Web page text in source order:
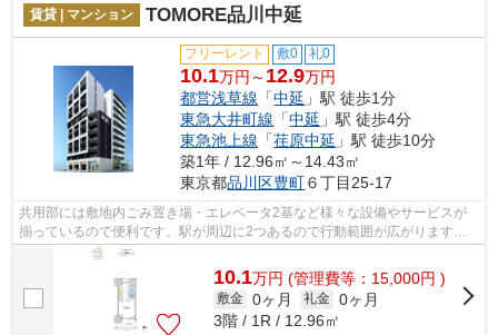
賃貸 | マンション TOMORE品川中延
フリーレント 敷0 礼0
10.1万円～ 12.9万円
都営浅草線 「中延 」駅 徒歩1分
東急大井町線 「中延 」駅 徒歩4分
東急池上線 「荏原中延 」駅 徒歩10分
築1年 / 12.96㎡～14.43㎡
東京都品川区豊町６丁目25-17
共用部には敷地内ごみ置き場・エレベータ2基など様々な設備やサービスが
揃っているので便利です。駅が周辺に2つあるので行動範囲が広がります。
駅徒歩1分のマンションなので、通勤・通...
10.1万円 (管理費等：15,000円 )
敷金 0ヶ月 礼金 0ヶ月
3階 / 1R / 12.96㎡